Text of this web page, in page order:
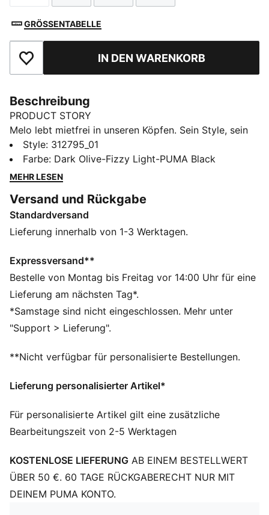
GRÖSSENTABELLE
Zu Favoriten hinzufügenIN DEN WARENKORB
Beschreibung
PRODUCT STORY
Melo lebt mietfrei in unseren Köpfen. Sein Style, sein
Wurf, seine Attitude – alle schauen, kopieren,
versuchen, wie er zu spielen. Melo. Die MB.05 Schuhe
greifen genau dieses Mindset auf – mit unübersehbarer
ein unvergessliches Erlebnis.
FEATURES + VORTEILE
Das Obermaterial der Schuhe besteht zu mindestens
DETAILS
Breite: Regulär
Zehentyp: Abgerundet
Verschluss: Schnürsenkel
Absatzart: Flach
Hochabriebfestes Sohlenprofil
Style: 312795_01
Farbe: Dark Olive-Fizzy Light-PUMA Black
MEHR LESEN
Versand und Rückgabe
Standardversand
Lieferung innerhalb von 1-3 Werktagen.
Expressversand**
Bestelle von Montag bis Freitag vor 14:00 Uhr für eine
Lieferung am nächsten Tag*.
*Samstage sind nicht eingeschlossen. Mehr unter
"Support > Lieferung".
**Nicht verfügbar für personalisierte Bestellungen.
Lieferung personalisierter Artikel*
Für personalisierte Artikel gilt eine zusätzliche
Bearbeitungszeit von 2-5 Werktagen
KOSTENLOSE LIEFERUNG AB EINEM BESTELLWERT
ÜBER 50 €. 60 TAGE RÜCKGABERECHT NUR MIT
DEINEM PUMA KONTO.